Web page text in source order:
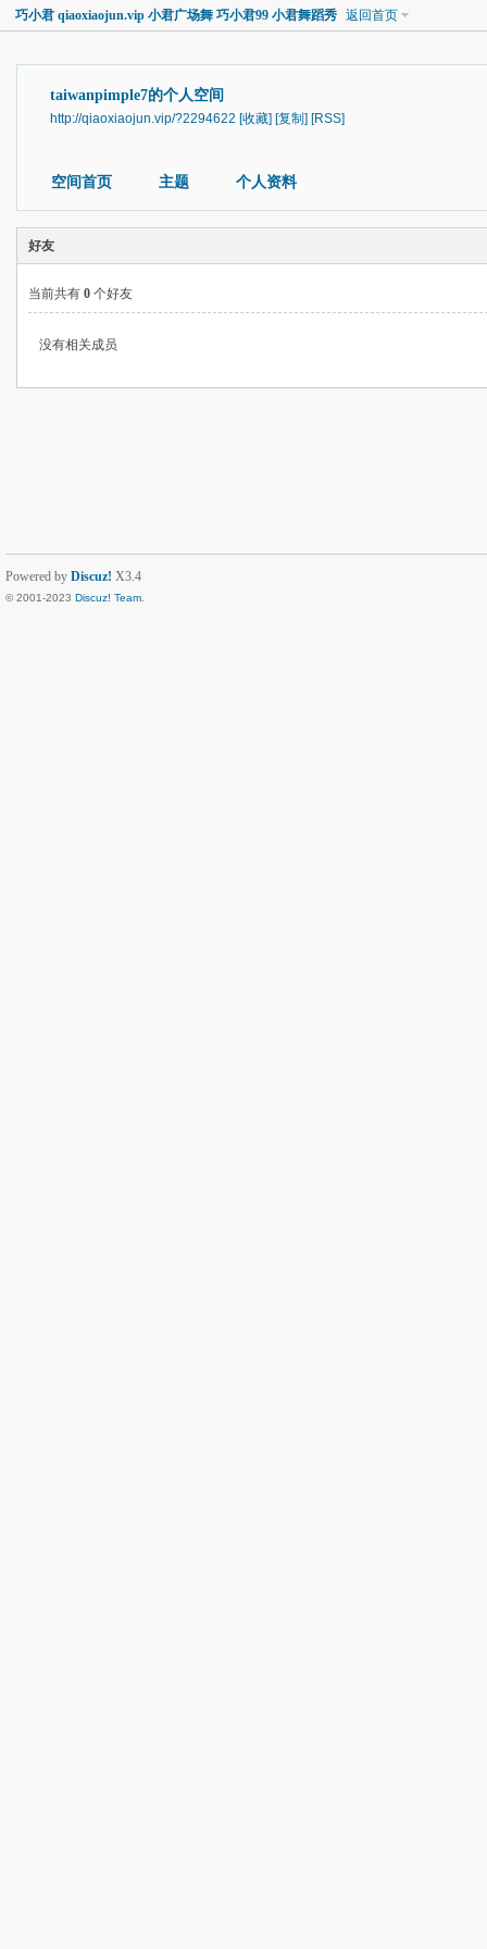
巧小君 qiaoxiaojun.vip 小君广场舞 巧小君99 小君舞蹈秀 返回首页
taiwanpimple7的个人空间
http://qiaoxiaojun.vip/?2294622 [收藏] [复制] [RSS]
空间首页 主题 个人资料
好友
当前共有 0 个好友
没有相关成员
Powered by Discuz! X3.4
© 2001-2023 Discuz! Team